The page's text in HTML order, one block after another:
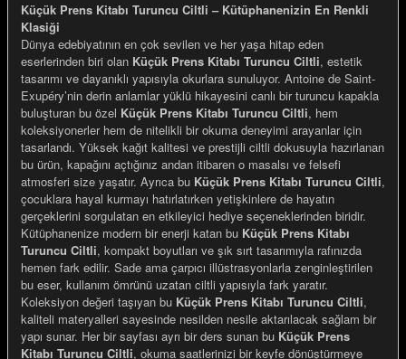
Küçük Prens Kitabı Turuncu Ciltli – Kütüphanenizin En Renkli
Klasiği
Dünya edebiyatının en çok sevilen ve her yaşa hitap eden
eserlerinden biri olan Küçük Prens Kitabı Turuncu Ciltli, estetik
tasarımı ve dayanıklı yapısıyla okurlara sunuluyor. Antoine de Saint-
Exupéry’nin derin anlamlar yüklü hikayesini canlı bir turuncu kapakla
buluşturan bu özel Küçük Prens Kitabı Turuncu Ciltli, hem
koleksiyonerler hem de nitelikli bir okuma deneyimi arayanlar için
tasarlandı. Yüksek kağıt kalitesi ve prestijli ciltli dokusuyla hazırlanan
bu ürün, kapağını açtığınız andan itibaren o masalsı ve felsefi
atmosferi size yaşatır. Ayrıca bu Küçük Prens Kitabı Turuncu Ciltli,
çocuklara hayal kurmayı hatırlatırken yetişkinlere de hayatın
gerçeklerini sorgulatan en etkileyici hediye seçeneklerinden biridir.
Kütüphanenize modern bir enerji katan bu Küçük Prens Kitabı
Turuncu Ciltli, kompakt boyutları ve şık sırt tasarımıyla rafınızda
hemen fark edilir. Sade ama çarpıcı illüstrasyonlarla zenginleştirilen
bu eser, kullanım ömrünü uzatan ciltli yapısıyla fark yaratır.
Koleksiyon değeri taşıyan bu Küçük Prens Kitabı Turuncu Ciltli,
kaliteli materyalleri sayesinde nesilden nesile aktarılacak sağlam bir
yapı sunar. Her bir sayfası ayrı bir ders sunan bu Küçük Prens
Kitabı Turuncu Ciltli, okuma saatlerinizi bir keyfe dönüştürmeye